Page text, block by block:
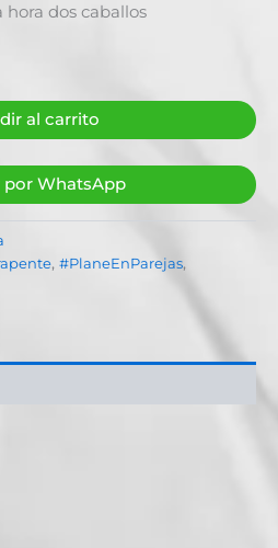
dos caballos
al carrito
por WhatsApp
, #PlaneEnParejas,